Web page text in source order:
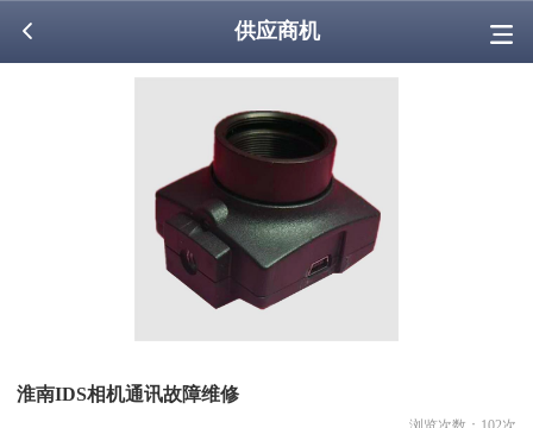
供应商机
淮南IDS相机通讯故障维修